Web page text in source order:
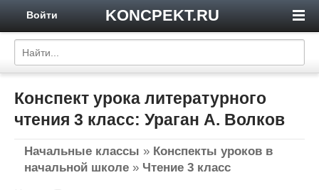
KONCPEKT.RU
Войти
Конспект урока литературного
чтения 3 класс: Ураган А. Волков
Начальные классы » Конспекты уроков в
начальной школе » Чтение 3 класс